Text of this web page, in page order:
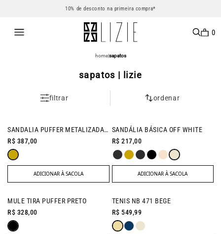
10% de desconto na primeira compra*
0
home|sapatos
sapatos | lizie
filtrar ordenar
SANDALIA PUFFER METALIZADA DOURADO
R$ 387,00
ADICIONAR À SACOLA
SANDÁLIA BÁSICA OFF WHITE
R$ 217,00
ADICIONAR À SACOLA
MULE TIRA PUFFER PRETO
R$ 328,00
TENIS NB 471 BEGE
R$ 549,99